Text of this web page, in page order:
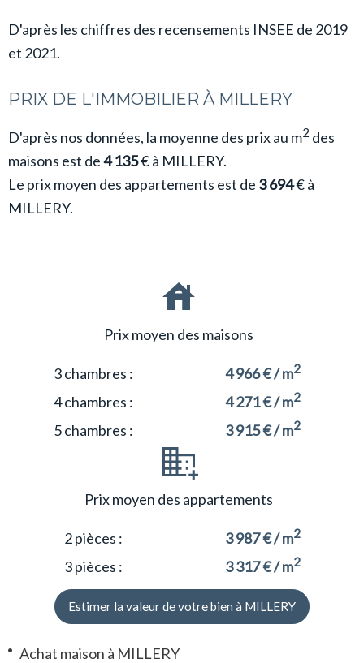
D'après les chiffres des recensements INSEE de 2019
et 2021.
PRIX DE L'IMMOBILIER À MILLERY
D'après nos données, la moyenne des prix au m2 des
maisons est de4 135€ à MILLERY.
Le prix moyen des appartements est de 3 694€ à
MILLERY.
Prix moyen des maisons
3 chambres : 4 966 € / m2
4 chambres : 4 271 € / m2
5 chambres : 3 915 € / m2
Prix moyen des appartements
2 pièces : 3 987 € / m2
3 pièces : 3 317 € / m2
Estimer la valeur de votre bien à MILLERY
Achat maison à MILLERY